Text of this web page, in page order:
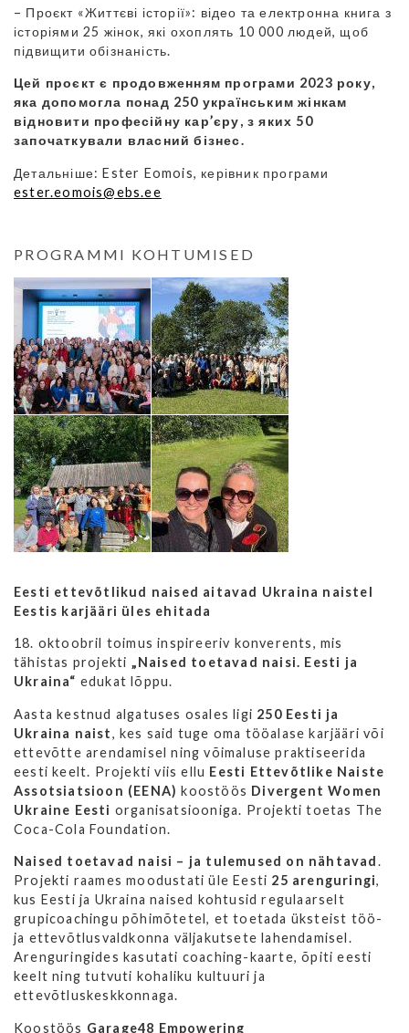
– Проєкт «Життєві історії»: відео та електронна книга з
історіями 25 жінок, які охоплять 10 000 людей, щоб
підвищити обізнаність.
Цей проєкт є продовженням програми 2023 року,
яка допомогла понад 250 українським жінкам
відновити професійну кар’єру, з яких 50
започаткували власний бізнес.
Детальніше: Ester Eomois, керівник програми
ester.eomois@ebs.ee
PROGRAMMI KOHTUMISED
Eesti ettevõtlikud naised aitavad Ukraina naistel
Eestis karjääri üles ehitada
18. oktoobril toimus inspireeriv konverents, mis
tähistas projekti „Naised toetavad naisi. Eesti ja
Ukraina“ edukat lõppu.
Aasta kestnud algatuses osales ligi 250 Eesti ja
Ukraina naist, kes said tuge oma tööalase karjääri või
ettevõtte arendamisel ning võimaluse praktiseerida
eesti keelt. Projekti viis ellu Eesti Ettevõtlike Naiste
Assotsiatsioon (EENA) koostöös Divergent Women
Ukraine Eesti organisatsiooniga. Projekti toetas The
Coca-Cola Foundation.
Naised toetavad naisi – ja tulemused on nähtavad.
Projekti raames moodustati üle Eesti 25 arenguringi,
kus Eesti ja Ukraina naised kohtusid regulaarselt
grupicoachingu põhimõtetel, et toetada üksteist töö-
ja ettevõtlusvaldkonna väljakutsete lahendamisel.
Arenguringides kasutati coaching-kaarte, õpiti eesti
keelt ning tutvuti kohaliku kultuuri ja
ettevõtluskeskkonnaga.
Koostöös Garage48 Empowering